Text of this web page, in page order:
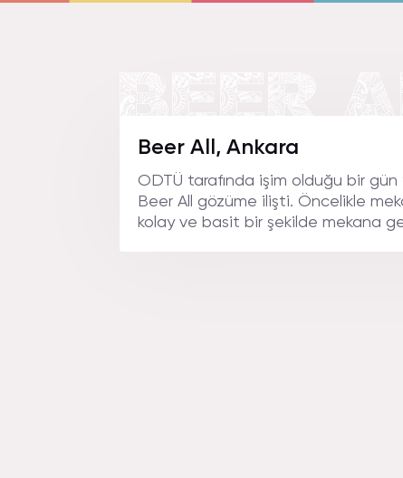
Beer All, Ankara
ODTÜ tarafında işim olduğu bir
Beer All gözüme ilişti. Öncelikle
kolay ve basit bir şekilde mekana